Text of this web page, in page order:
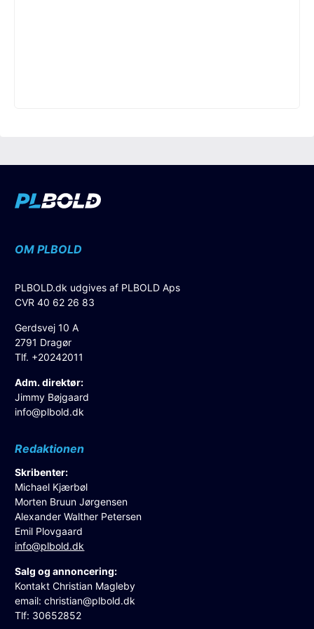
OM PLBOLD
PLBOLD.dk udgives af PLBOLD Aps
CVR 40 62 26 83
Gerdsvej 10 A
2791 Dragør
Tlf. +20242011
Adm. direktør:
Jimmy Bøjgaard
info@plbold.dk
Redaktionen
Skribenter:
Michael Kjærbøl
Morten Bruun Jørgensen
Alexander Walther Petersen
Emil Plovgaard
info@plbold.dk
Salg og annoncering:
Kontakt Christian Magleby
email:christian@plbold.dk
Tlf: 30652852